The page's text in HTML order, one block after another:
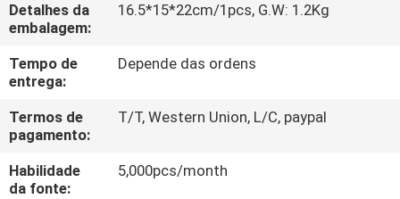
CONTACTE-
NOS
PEÇA
UMAS
CITAÇÕES
Detalhes da
embalagem:
16.5*15*22cm/1pcs, G.W: 1.2Kg
Tempo de
entrega:
Depende das ordens
Termos de
pagamento:
T/T, Western Union, L/C, paypal
Habilidade
da fonte:
5,000pcs/month